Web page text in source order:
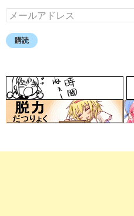
メ
ー
ル
ア
ス
購読